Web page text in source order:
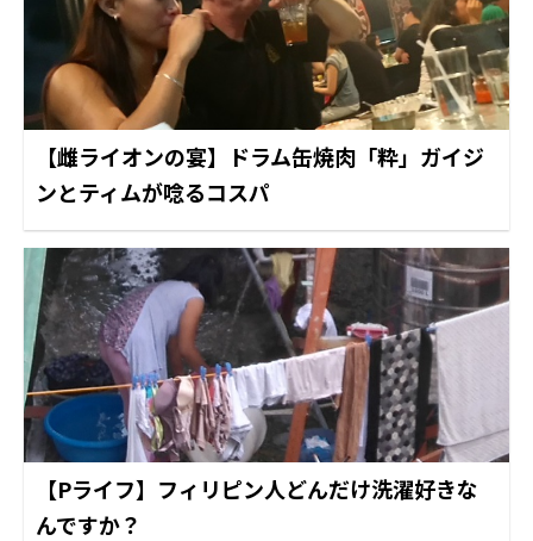
【雌ライオンの宴】ドラム缶焼肉「粋」ガイジ
ンとティムが唸るコスパ
【Pライフ】フィリピン人どんだけ洗濯好きな
んですか？